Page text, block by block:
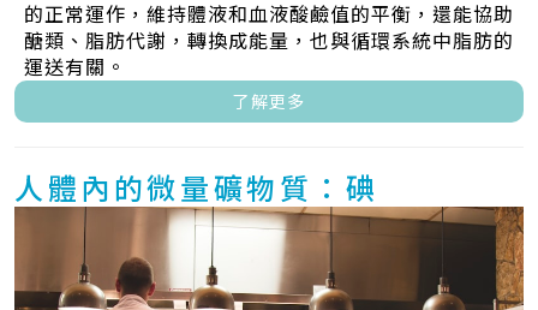
的正常運作，維持體液和血液酸鹼值的平衡，還能協助
醣類、脂肪代謝，轉換成能量，也與循環系統中脂肪的
運送有關。
了解更多
人體內的微量礦物質：碘